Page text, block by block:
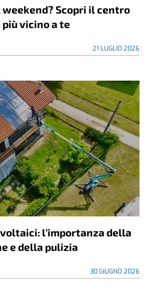
weekend? Scopri il centro
vicino a te
21 LUGLIO 2026
l’importanza della
e della pulizia
30 GIUGNO 2026